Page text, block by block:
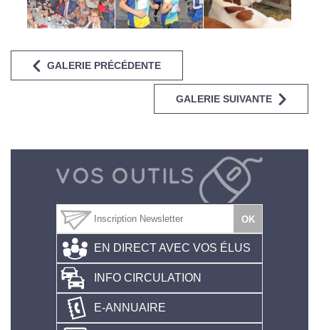
GALERIE PRÉCÉDENTE
GALERIE SUIVANTE
EN DIRECT AVEC VOS ÉLUS
INFO CIRCULATION
E-ANNUAIRE